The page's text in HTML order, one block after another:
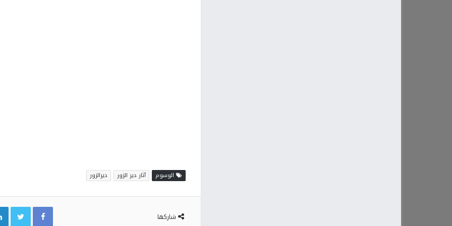
الوسوم آثار دير الزور ديرالزور
شاركها
Facebook
Twitter